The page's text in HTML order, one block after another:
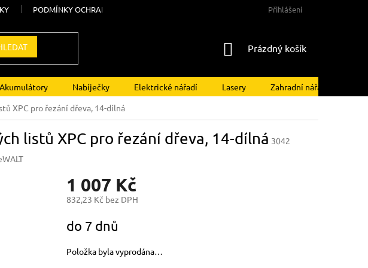
PODMÍNKY OCHRANY OSOBNÍCH ÚDAJŮ Přihlášení
NÁKUPNÍ
Prázdný košík
Akumulátory Nabíječky Elektrické nářadí Lasery Zahradní nářadí
XPC pro řezání dřeva, 14-dílná
listů XPC pro řezání dřeva, 14-dílná 3042
1 007 Kč
832,23 Kč bez DPH
cena:
do 7 dnů
Položka byla vyprodána…